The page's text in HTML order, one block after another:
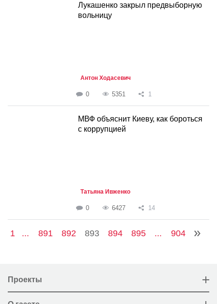
Лукашенко закрыл предвыборную
вольницу
Антон Ходасевич
0 5351 1
МВФ объяснит Киеву, как бороться
с коррупцией
Татьяна Ивженко
0 6427 14
1 ... 891 892 893 894 895 ... 904
Проекты